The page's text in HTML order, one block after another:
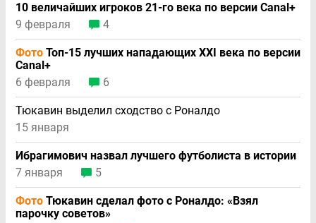
10 величайших игроков 21-го века по версии Canal+
9 февраля
4
Фото Топ-15 лучших нападающих XXI века по версии
Canal+
6 февраля
6
Тюкавин выделил сходство с Роналдо
15 января
Ибрагимович назвал лучшего футболиста в истории
7 января
5
Фото Тюкавин сделал фото с Роналдо: «Взял
парочку советов»